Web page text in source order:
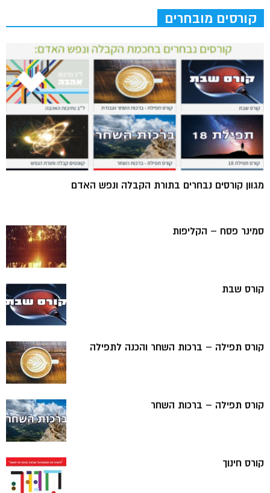
קורסים מובחרים
מגוון קורסים נבחרים בתורת הקבלה ונפש האדם
סמינר פסח – הקליפות
קורס שבת
קורס תפילה – ברכות השחר והכנה לתפילה
קורס תפילה – ברכות השחר
קורס חינוך